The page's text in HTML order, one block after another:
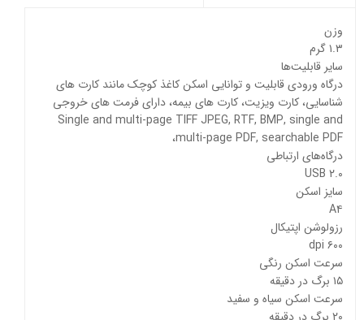
وزن
۱.۳ گرم
سایر قابلیت‌ها
درگاه ورودی قابلیت و توانایی اسکن کاغذ کوچک مانند کارت های
شناسایی، کارت ویزیت، کارت های بیمه، دارای فرمت های خروجی
Single and multi-page TIFF JPEG, RTF, BMP, single and
multi-page PDF, searchable PDF،
درگاه‌های ارتباطی
USB ۲.۰
سایز اسکن
A۴
رزولوشن اپتیکال
۶۰۰ dpi
سرعت اسکن رنگی
۱۵ برگ در دقیقه
سرعت اسکن سیاه و سفید